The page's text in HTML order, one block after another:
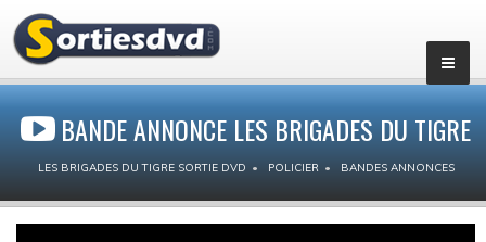
BANDE ANNONCE LES BRIGADES DU TIGRE
LES BRIGADES DU TIGRE SORTIE DVD POLICIER BANDES ANNONCES